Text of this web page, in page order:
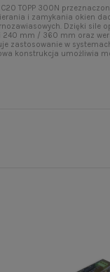
TOPP 300N
i zamykania okien
Dzięki sile
240 mm / 360 mm oraz
zastosowanie w
konstrukcja umożliwia